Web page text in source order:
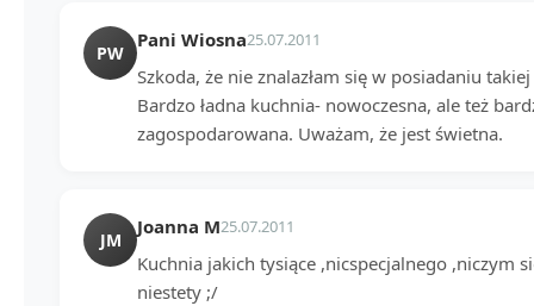
PW
Pani Wiosna25.07.2011
Szkoda, że nie znalazłam się w posiadaniu
Bardzo ładna kuchnia- nowoczesna, ale też
zagospodarowana. Uważam, że jest świetna.
JM
Joanna M25.07.2011
Kuchnia jakich tysiące ,nicspecjalnego ,niczym
niestety ;/